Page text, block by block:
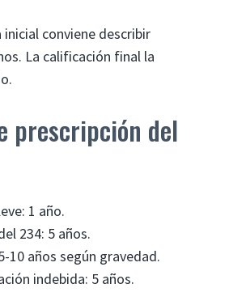
inicial conviene describir
La calificación final la
prescripción del
1 año.
234: 5 años.
10 años según gravedad.
indebida: 5 años.